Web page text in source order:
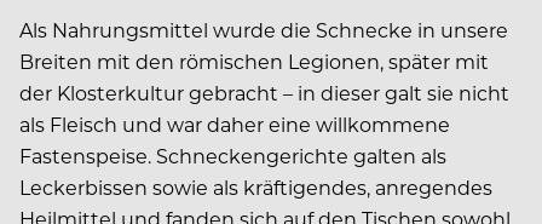
Als Nahrungsmittel wurde die Schnecke in unsere
Breiten mit den römischen Legionen, später mit
der Klosterkultur gebracht – in dieser galt sie nicht
als Fleisch und war daher eine willkommene
Fastenspeise. Schneckengerichte galten als
Leckerbissen sowie als kräftigendes, anregendes